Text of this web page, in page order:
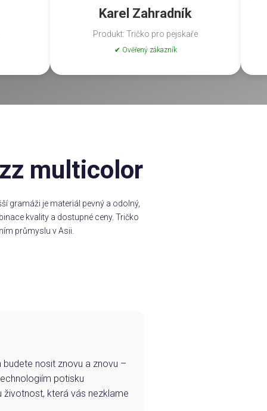
Karel Zahradník
Produkt: Tričko pro pejskaře
✔ Ověřený zákazník
multicolor
gramáži je materiál pevný a odolný,
kvality a dostupné ceny. Tričko
průmyslu v Asii.
nosit znovu a znovu –
potisku
životnost, která vás nezklame